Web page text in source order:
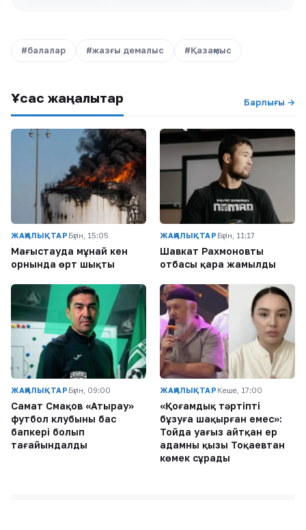
#балалар #жазғы демалыс #Қазақмыс
Ұқсас жаңалықтар Барлығы →
ЖАҢАЛЫҚТАР Бүгін, 15:05
Маңғыстауда мұнай кен
орнында өрт шықты
ЖАҢАЛЫҚТАР Бүгін, 11:17
Шавкат Рахмоновтың
отбасы қара жамылды
ЖАҢАЛЫҚТАР Бүгін, 09:00
Самат Смақов «Атырау»
футбол клубының бас
бапкері болып
тағайындалды
ЖАҢАЛЫҚТАР Кеше, 17:00
«Қоғамдық тәртіпті
бұзуға шақырған емес»:
Тойда уағыз айтқан ер
адамның қызы Тоқаевтан
көмек сұрады